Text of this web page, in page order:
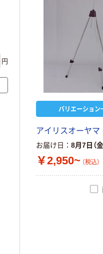
バリエーション
アイリスオーヤマ
お届け日 8月7日（金
￥2,950~ （税込）
円